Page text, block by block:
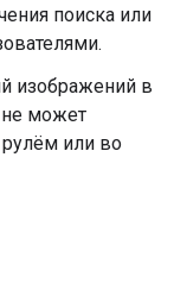
поиска или
изображений в
не может
рулём или во